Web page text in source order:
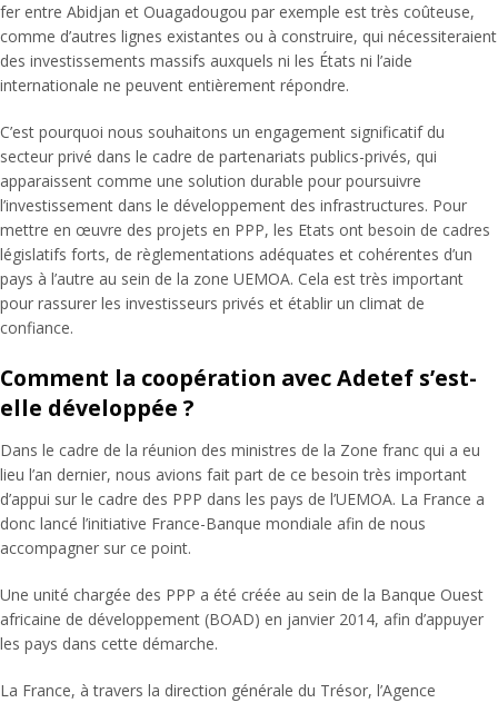
fer entre Abidjan et Ouagadougou par exemple est très coûteuse,
comme d’autres lignes existantes ou à construire, qui nécessiteraient
des investissements massifs auxquels ni les États ni l’aide
internationale ne peuvent entièrement répondre.
C’est pourquoi nous souhaitons un engagement significatif du
secteur privé dans le cadre de partenariats publics-privés, qui
apparaissent comme une solution durable pour poursuivre
l’investissement dans le développement des infrastructures. Pour
mettre en œuvre des projets en PPP, les Etats ont besoin de cadres
législatifs forts, de règlementations adéquates et cohérentes d’un
pays à l’autre au sein de la zone UEMOA. Cela est très important
pour rassurer les investisseurs privés et établir un climat de
confiance.
Comment la coopération avec Adetef s’est-
elle développée ?
Dans le cadre de la réunion des ministres de la Zone franc qui a eu
lieu l’an dernier, nous avions fait part de ce besoin très important
d’appui sur le cadre des PPP dans les pays de l’UEMOA. La France a
donc lancé l’initiative France-Banque mondiale afin de nous
accompagner sur ce point.
Une unité chargée des PPP a été créée au sein de la Banque Ouest
africaine de développement (BOAD) en janvier 2014, afin d’appuyer
les pays dans cette démarche.
La France, à travers la direction générale du Trésor, l’Agence